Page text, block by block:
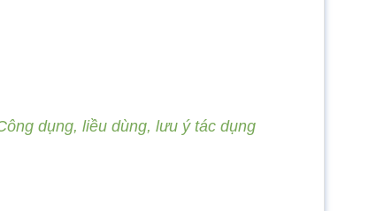
dụng, liều dùng, lưu ý tác dụng